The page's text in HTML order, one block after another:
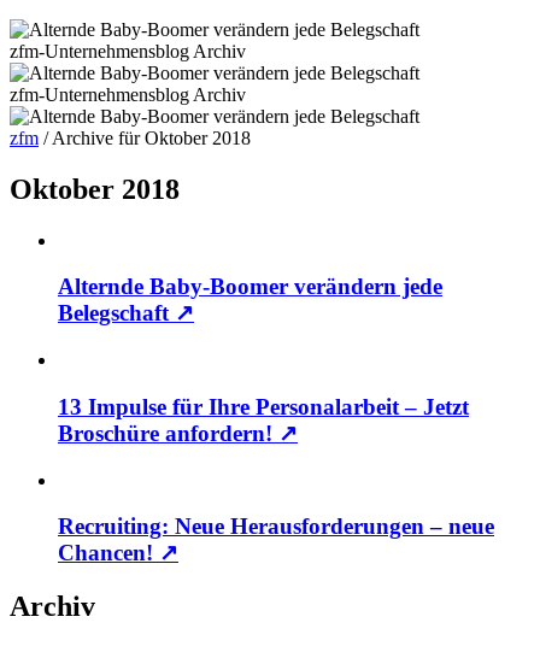
zfm-Unternehmensblog Archiv
zfm-Unternehmensblog Archiv
zfm /Archive für Oktober 2018
Oktober 2018
Alternde Baby-Boomer verändern jede
Belegschaft ↗
13 Impulse für Ihre Personalarbeit – Jetzt
Broschüre anfordern! ↗
Recruiting: Neue Herausforderungen – neue
Chancen! ↗
Archiv